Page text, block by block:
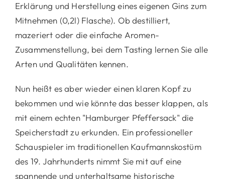
Erklärung und Herstellung eines eigenen Gins zum
Mitnehmen (0,2l) Flasche). Ob destilliert,
mazeriert oder die einfache Aromen-
Zusammenstellung, bei dem Tasting lernen Sie alle
Arten und Qualitäten kennen.
Nun heißt es aber wieder einen klaren Kopf zu
bekommen und wie könnte das besser klappen, als
mit einem echten "Hamburger Pfeffersack" die
Speicherstadt zu erkunden. Ein professioneller
Schauspieler im traditionellen Kaufmannskostüm
des 19. Jahrhunderts nimmt Sie mit auf eine
spannende und unterhaltsame historische